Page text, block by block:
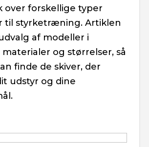
over forskellige typer
til styrketræning. Artiklen
af modeller i
og størrelser, så
finde de skiver, der
udstyr og dine